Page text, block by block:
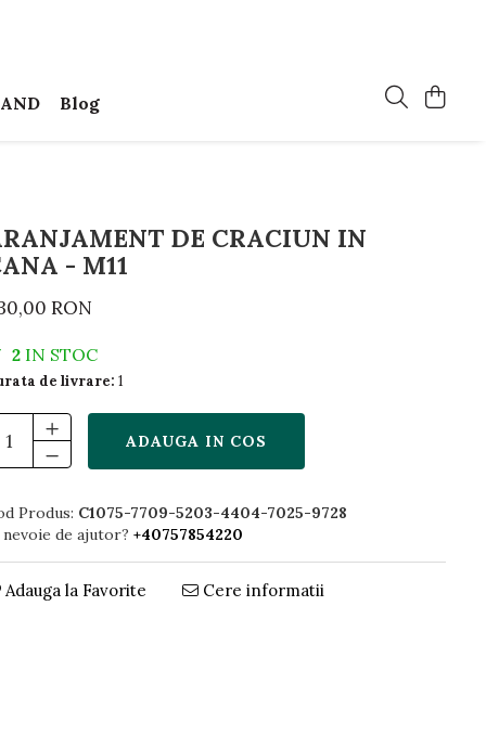
Blog
DE CRACIUN IN
- M11
RON
2 IN STOC
de livrare: 1
ADAUGA IN COS
Produs: C1075-7709-5203-4404-7025-9728
nevoie de ajutor? +40757854220
Adauga la Favorite Cere informatii